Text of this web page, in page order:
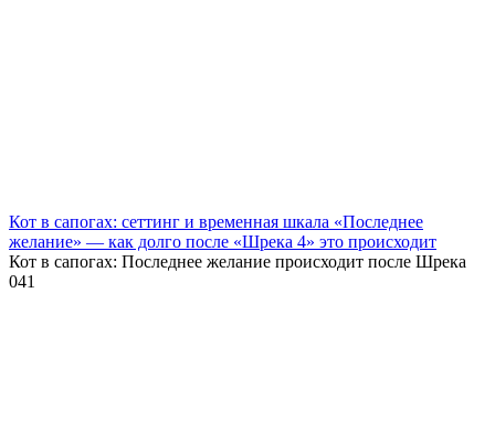
Кот в сапогах: сеттинг и временная шкала «Последнее
желание» — как долго после «Шрека 4» это происходит
Кот в сапогах: Последнее желание происходит после Шрека
041